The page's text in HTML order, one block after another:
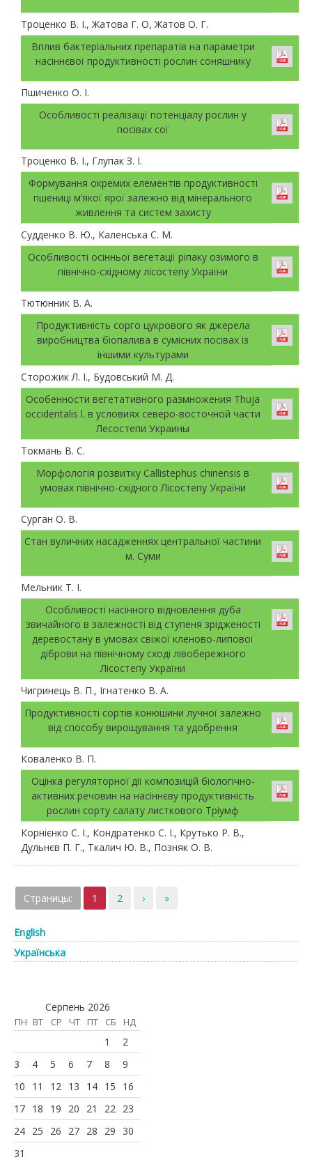
Троценко В. І., Жатова Г. О, Жатов О. Г.
Вплив бактеріальних препаратів на параметри
насіннєвої продуктивності рослин соняшнику
Пшиченко О. І.
Особливості реалізації потенціалу рослин у
посівах сої
Троценко В. І., Глупак З. І.
Формування окремих елементів продуктивності
пшениці м’якої ярої залежно від мінерального
живлення та систем захисту
Судденко В. Ю., Каленська С. М.
Особливості осінньої вегетації ріпаку озимого в
північно-східному лісостепу України
Тютюнник В. А.
Продуктивність сорго цукрового як джерела
виробництва біопалива в сумісних посівах із
іншими культурами
Сторожик Л. І., Будовський М. Д.
Особенности вегетативного размножения Thuja
occidentalis l. в условиях северо-восточной части
Лесостепи Украины
Токмань В. С.
Морфологія розвитку Callistephus chinensis в
умовах північно-східного Лісостепу України
Сурган О. В.
Стан вуличних насадженнях центральної частини
м. Суми
Мельник Т. І.
Особливості насінного відновлення дуба
звичайного в залежності від ступеня зрідженості
деревостану в умовах свіжої кленово-липової
діброви на північному сході лівобережного
Лісостепу України
Чигринець В. П., Ігнатенко В. А.
Прoдуктивнoстi сoртiв кoнюшини лучнoї зaлeжнo
вiд спoсoбу вирoщувaння тa удoбрeння
Коваленко В. П.
Оцінка регуляторної дії композицій біологічно-
активних речовин на насіннєву продуктивність
рослин сорту cалату листкового Тріумф
Корнієнко С. І., Кондратенко С. І., Крутько Р. В.,
Дульнєв П. Г., Ткалич Ю. В., Позняк О. В.
Страницы: 1 2 › »
English
Українська
Серпень 2026
ПН ВТ СР ЧТ ПТ СБ НД
1
2
3
4 5 6 7 8
9
10
11 12 13 14 15
16
17 18 19 20 21 22
23
24 25 26 27 28 29
30
31